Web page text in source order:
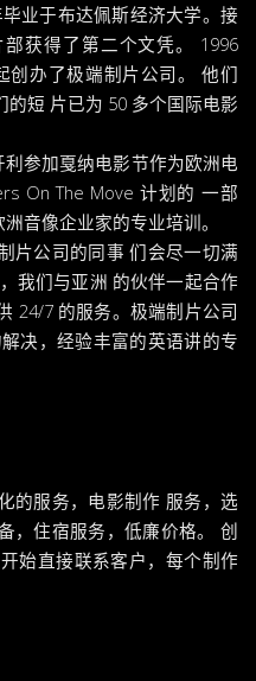
业于布达佩斯经济大学。接
获得了第二个文凭。 1996
创办了极端制片公司。 他们
短 片已为 50 多个国际电影
参加戛纳电影节作为欧洲电
On The Move 计划的 一部
音像企业家的专业培训。
片公司的同事 们会尽一切满
我们与亚洲 的伙伴一起合作
24/7 的服务。极端制片公司
决，经验丰富的英语讲的专
的服务，电影制作 服务，选
，住宿服务，低廉价格。 创
始直接联系客户，每个制作